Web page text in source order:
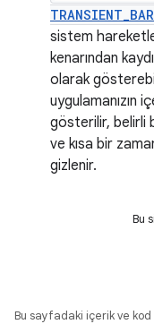
sistem
kenarından
olarak
uygulamanızın
gösterilir, belirli
ve kısa bir
gizlenir.
Bu
Bu sayfadaki içerik ve